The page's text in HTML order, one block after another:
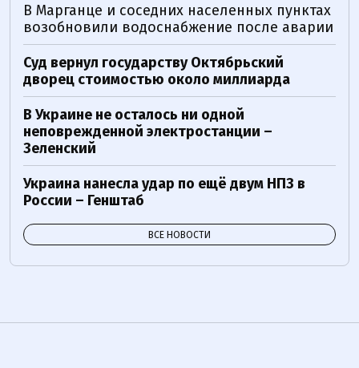
В Марганце и соседних населенных пунктах
возобновили водоснабжение после аварии
Суд вернул государству Октябрьский
дворец стоимостью около миллиарда
В Украине не осталось ни одной
неповрежденной электростанции –
Зеленский
Украина нанесла удар по ещё двум НПЗ в
России – Генштаб
ВСЕ НОВОСТИ